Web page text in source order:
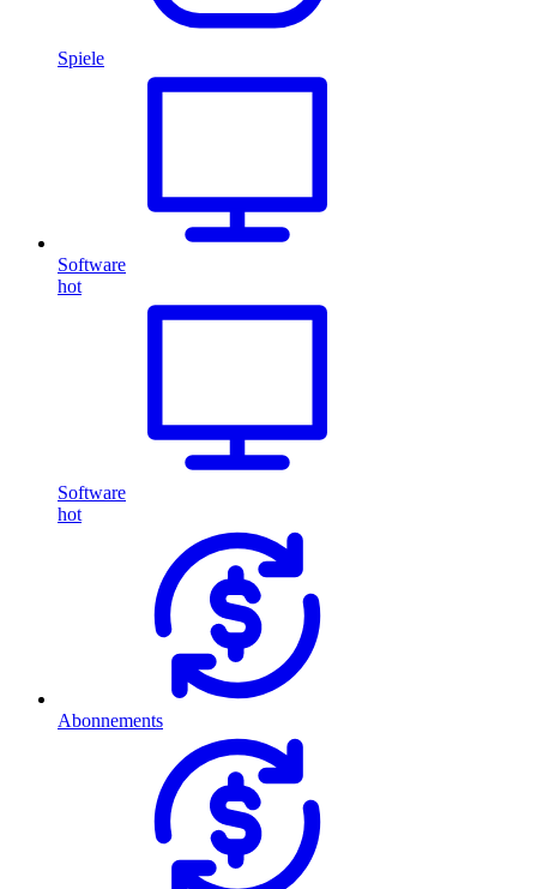
Spiele
Software
hot
Software
hot
Abonnements